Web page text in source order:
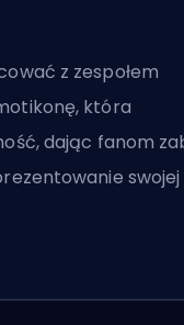
z zespołem
która
dając fanom
swojej